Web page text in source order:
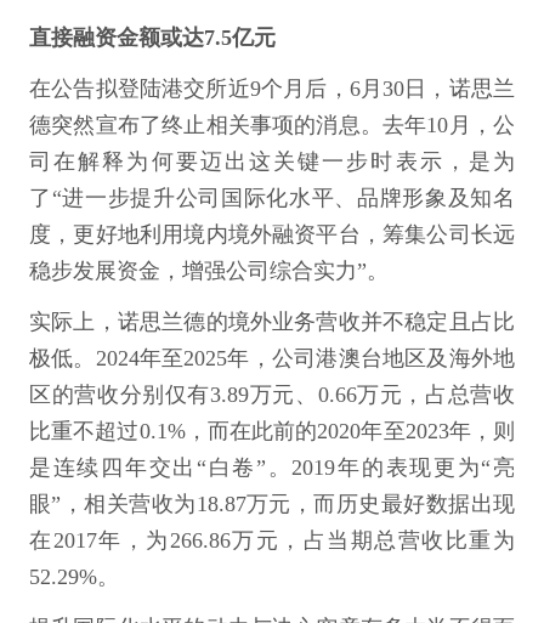
直接融资金额或达7.5亿元
在公告拟登陆港交所近9个月后，6月30日，诺思兰
德突然宣布了终止相关事项的消息。去年10月，公
司在解释为何要迈出这关键一步时表示，是为
了“进一步提升公司国际化水平、品牌形象及知名
度，更好地利用境内境外融资平台，筹集公司长远
稳步发展资金，增强公司综合实力”。
实际上，诺思兰德的境外业务营收并不稳定且占比
极低。2024年至2025年，公司港澳台地区及海外地
区的营收分别仅有3.89万元、0.66万元，占总营收
比重不超过0.1%，而在此前的2020年至2023年，则
是连续四年交出“白卷”。2019年的表现更为“亮
眼”，相关营收为18.87万元，而历史最好数据出现
在2017年，为266.86万元，占当期总营收比重为
52.29%。